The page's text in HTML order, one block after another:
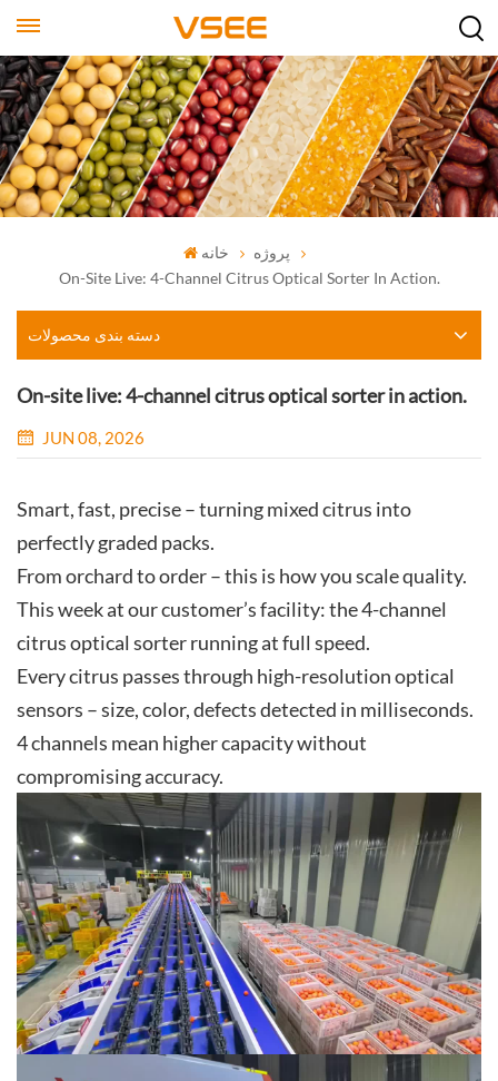
خانه
پروژه
On-Site Live: 4-Channel Citrus Optical Sorter In Action.
دسته بندی محصولات
On-site live: 4-channel citrus optical sorter in action.
JUN 08, 2026
Smart, fast, precise – turning mixed citrus into
perfectly graded packs.
From orchard to order – this is how you scale quality.
This week at our customer’s facility: the 4-channel
citrus optical sorter running at full speed.
Every citrus passes through high-resolution optical
sensors – size, color, defects detected in milliseconds.
4 channels mean higher capacity without
compromising accuracy.